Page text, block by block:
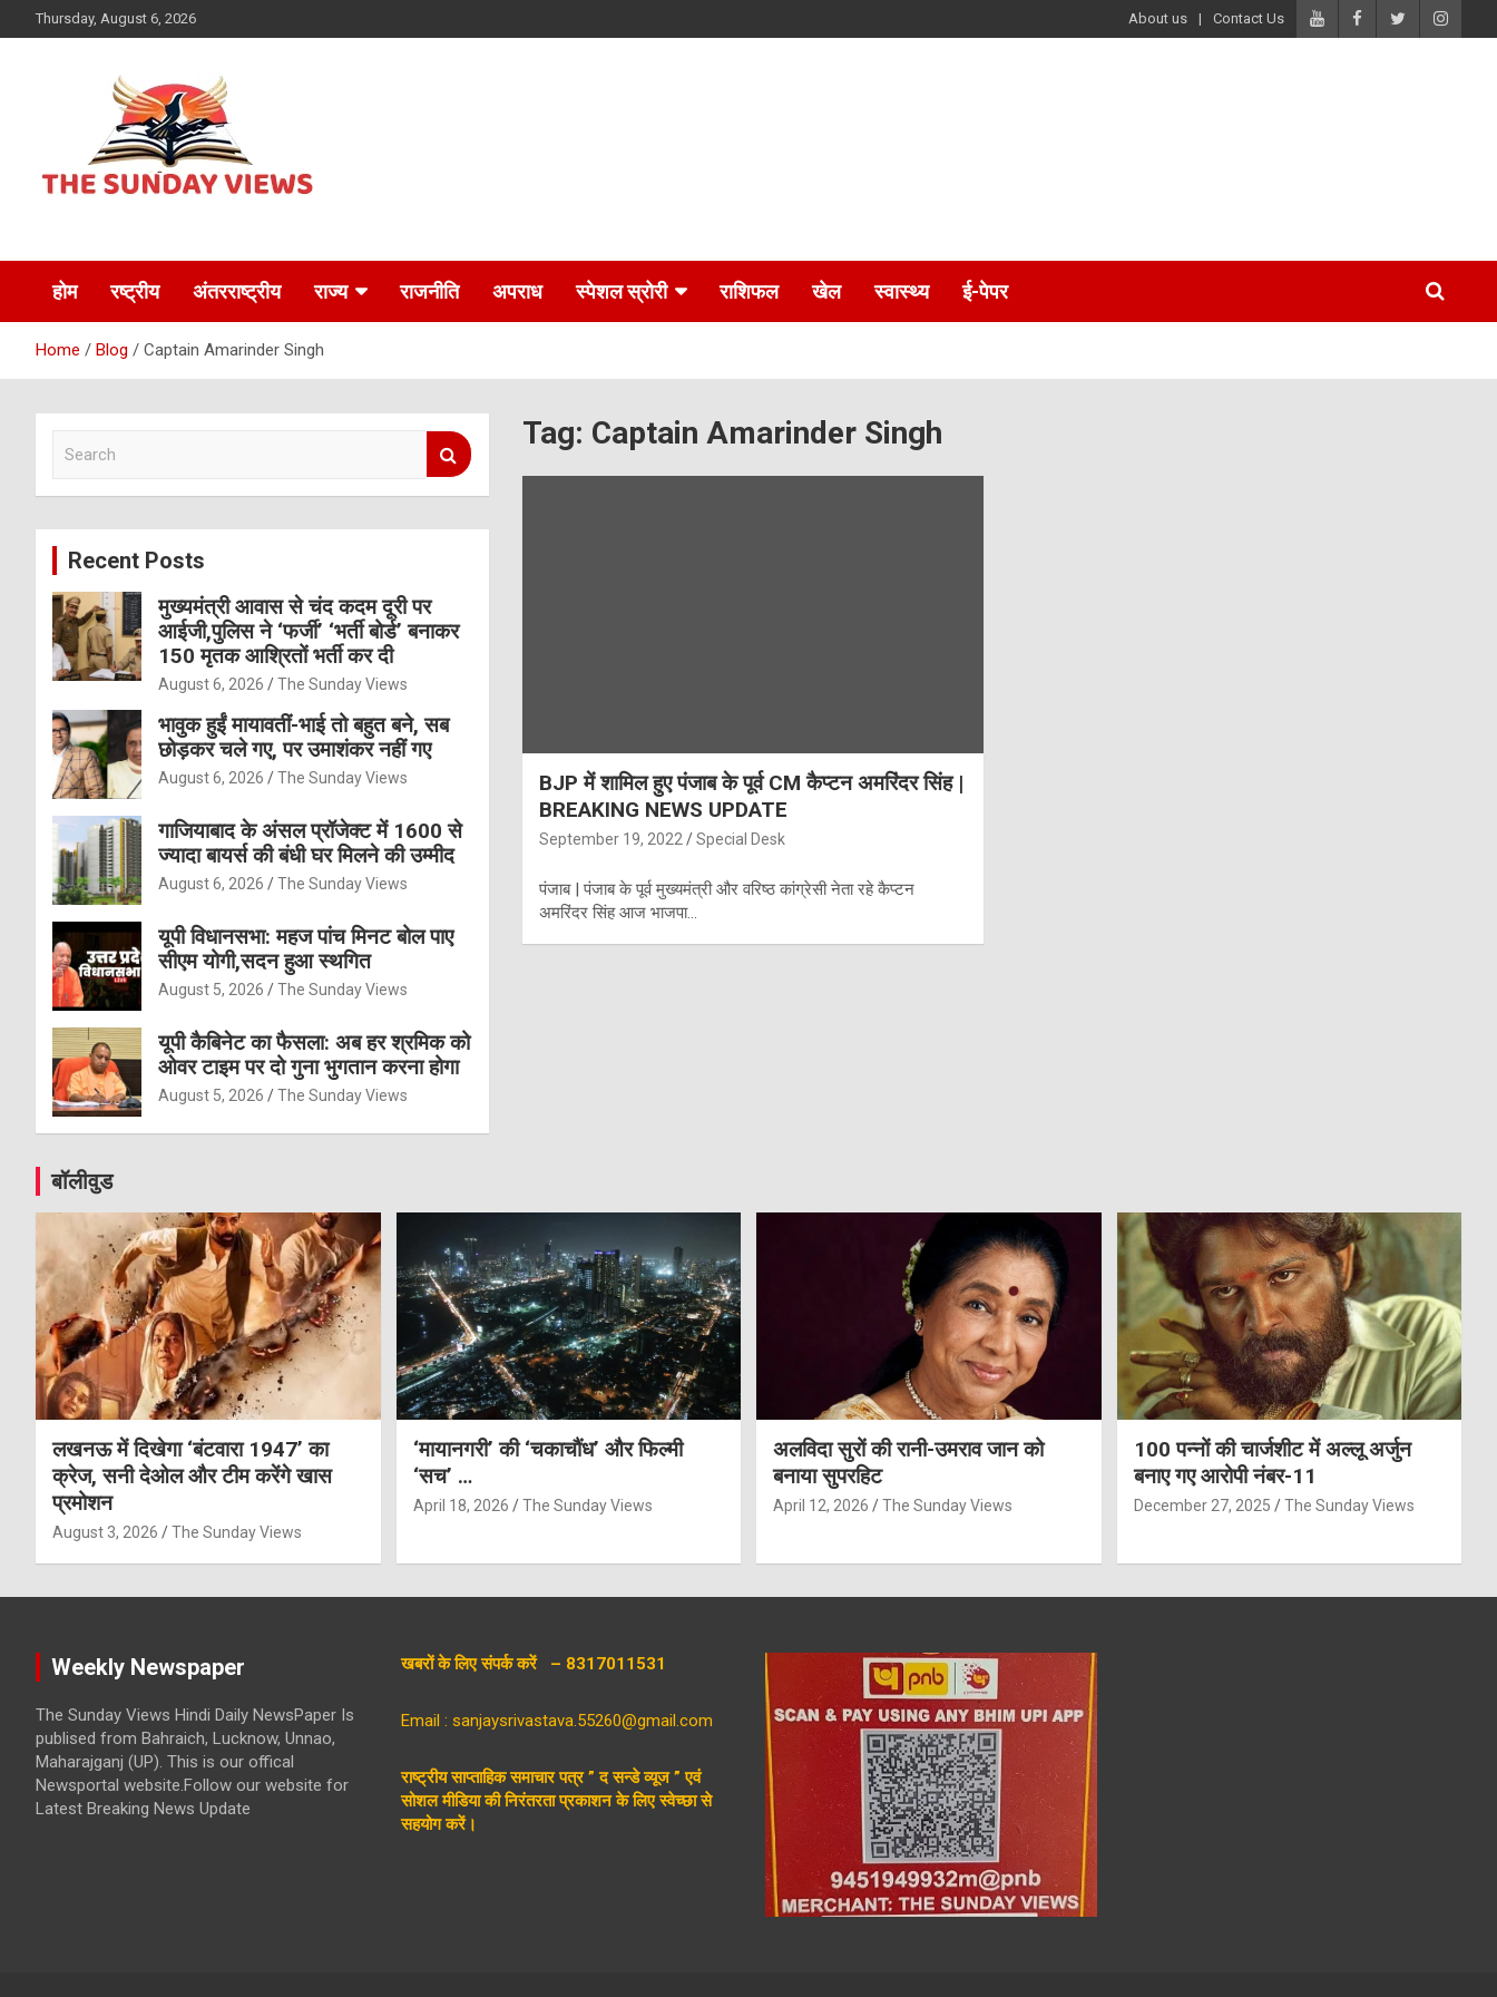
to
Thursday, August 6, 2026 About us Contact Us
The Sunday views
होम रष्ट्रीय अंतरराष्ट्रीय राज्य राजनीति अपराध स्पेशल स्रोरी राशिफल खेल स्वास्थ्य ई-पेपर
Home Blog Captain Amarinder Singh
Tag: Captain Amarinder Singh
BJP में शामिल हुए पंजाब के पूर्व CM कैप्टन अमरिंदर सिंह |
BREAKING NEWS UPDATE
September 19, 2022 Special Desk
पंजाब | पंजाब के पूर्व मुख्यमंत्री और वरिष्ठ कांग्रेसी नेता रहे कैप्टन
अमरिंदर सिंह आज भाजपा…
c
Recent Posts
मुख्यमंत्री आवास से चंद कदम दूरी पर
आईजी,पुलिस ने ‘फर्जी’ ‘भर्ती बोर्ड’ बनाकर
150 मृतक आश्रितों भर्ती कर दी
August 6, 2026 The Sunday Views
भावुक हुईं मायावतीं-भाई तो बहुत बने, सब
छोड़कर चले गए, पर उमाशंकर नहीं गए
August 6, 2026 The Sunday Views
गाजियाबाद के अंसल प्रॉजेक्ट में 1600 से
ज्यादा बायर्स की बंधी घर मिलने की उम्मीद
August 6, 2026 The Sunday Views
यूपी विधानसभा: महज पांच मिनट बोल पाए
सीएम योगी,सदन हुआ स्थगित
August 5, 2026 The Sunday Views
यूपी कैबिनेट का फैसला: अब हर श्रमिक को
ओवर टाइम पर दो गुना भुगतान करना होगा
August 5, 2026 The Sunday Views
बॉलीवुड
लखनऊ में दिखेगा ‘बंटवारा 1947’ का
क्रेज, सनी देओल और टीम करेंगे खास
प्रमोशन
August 3, 2026 The Sunday Views
‘मायानगरी’ की ‘चकाचौंध’ और फिल्मी
‘सच’ …
April 18, 2026 The Sunday Views
अलविदा सुरों की रानी-उमराव जान को
बनाया सुपरहिट
April 12, 2026 The Sunday Views
100 पन्नों की चार्जशीट में अल्लू अर्जुन
बनाए गए आरोपी नंबर-11
December 27, 2025 The Sunday Views
Weekly Newspaper
The Sunday Views Hindi Daily NewsPaper Is
publised from Bahraich, Lucknow, Unnao,
Maharajganj (UP). This is our offical
Newsportal website.Follow our website for
Latest Breaking News Update
खबरों के लिए संपर्क करें – 8317011531
Email : sanjaysrivastava.55260@gmail.com
राष्ट्रीय साप्ताहिक समाचार पत्र ” द सन्डे व्यूज ” एवं
सोशल मीडिया की निरंतरता प्रकाशन के लिए स्वेच्छा से
सहयोग करें।